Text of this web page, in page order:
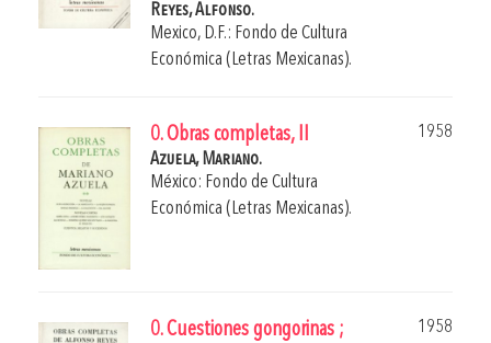
Reyes, Alfonso.
Mexico, D.F.: Fondo de Cultura
Económica (Letras Mexicanas).
0. Obras completas, II
1958
Azuela, Mariano.
México: Fondo de Cultura
Económica (Letras Mexicanas).
0. Cuestiones gongorinas ;
1958